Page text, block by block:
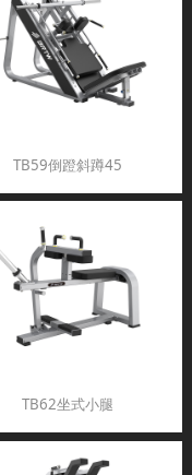
TB59倒蹬斜蹲45
TB62坐式小腿